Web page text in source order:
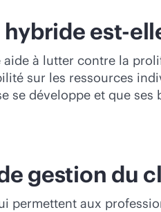
est-
à lutter contre la
sur les ressources
se développe et que
gestion du
permettent aux